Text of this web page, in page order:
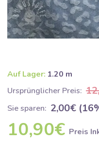
Auf Lager: 1.20 m
Ursprünglicher Preis:
Sie sparen: 2,00€
10,90€ Preis